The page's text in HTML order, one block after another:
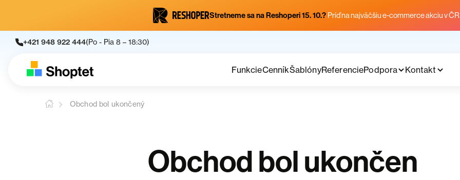
Stretneme sa na Reshoperi 15. 10.? Príď na najväčšiu e-commerce akciu v
+421 948 922 444(Po - Pia 8 – 18:30)
FunkcieCenníkŠablónyReferenciePodpora Kontakt
Obchod bol ukončený
Obchod bol ukončen